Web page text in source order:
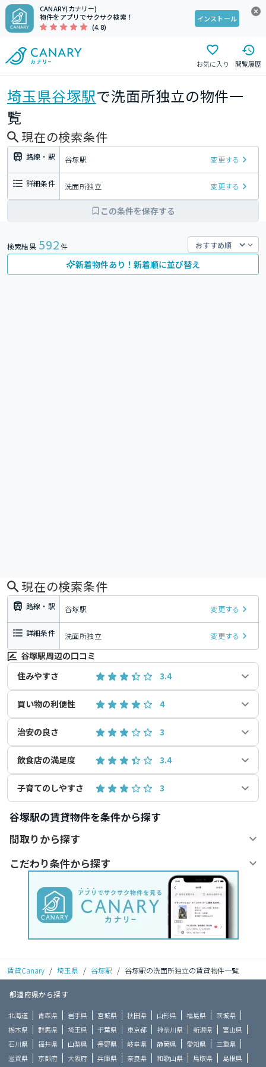
CANARY(カナリー)
物件をアプリでサクサク検索！
(4.8)
インストール
お気に入り 閲覧履歴
埼玉県谷塚駅で洗面所独立の物件一
覧
現在の検索条件
路線・駅 谷塚駅 変更する
詳細条件 洗面所独立 変更する
この条件を保存する
検索結果 592件
新着物件あり！新着順に並び替え
現在の検索条件
路線・駅 谷塚駅 変更する
詳細条件 洗面所独立 変更する
谷塚駅周辺の口コミ
住みやすさ
3.4
買い物の利便性 4
治安の良さ 3
飲食店の満足度 3.4
子育てのしやすさ 3
谷塚駅の賃貸物件を条件から探す
間取りから探す
こだわり条件から探す
賃貸Canary / 埼玉県 / 谷塚駅 / 谷塚駅の洗面所独立の賃貸物件一覧
都道府県から探す
北海道 青森県 岩手県 宮城県 秋田県 山形県 福島県
茨城県
栃木県
群馬県 埼玉県 千葉県 東京都 神奈川県 新潟県
富山県
石川県
福井県 山梨県 長野県 岐阜県 静岡県 愛知県
三重県
滋賀県
京都府 大阪府 兵庫県 奈良県 和歌山県 鳥取県 島根県